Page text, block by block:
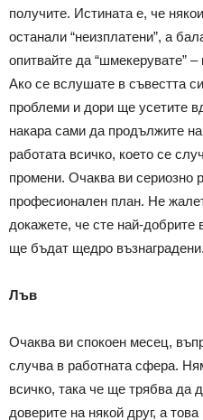
получите. Истината е, че
останали “неизплатени”, а
опитвайте да “шмекерувате”
Ако се вслушате в съвестта
проблеми и дори ще усетите
накара сами да продължите
работата всичко, което се
промени. Очаква ви сериозно
професионален план. Не
докажете, че сте най-добрите
ще бъдат щедро възнаградени.
Лъв
Очаква ви спокоен месец,
случва в работната сфера.
всичко, така че ще трябва да
доверите на някой друг, а